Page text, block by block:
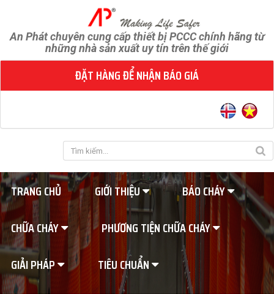
An Phát chuyên cung cấp thiết bị PCCC chính hãng từ
những nhà sản xuất uy tín trên thế giới
ĐẶT HÀNG ĐỂ NHẬN BÁO GIÁ
TRANG CHỦ GIỚI THIỆU
BÁO CHÁY
CHỮA CHÁY
PHƯƠNG TIỆN CHỮA CHÁY
GIẢI PHÁP
TIÊU CHUẨN